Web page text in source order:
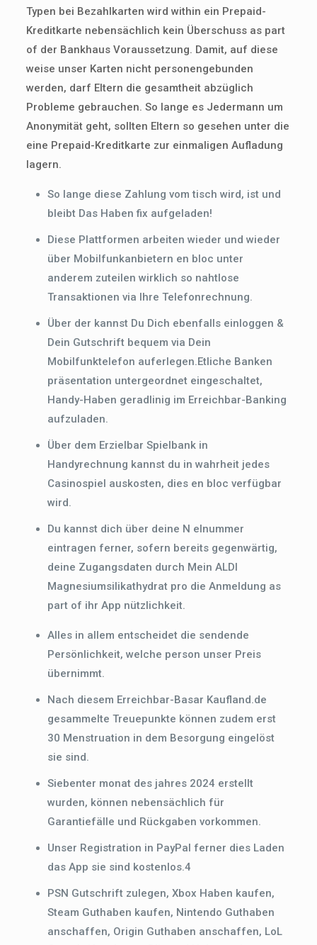
Typen bei Bezahlkarten wird within ein Prepaid-
Kreditkarte nebensächlich kein Überschuss as part
of der Bankhaus Voraussetzung. Damit, auf diese
weise unser Karten nicht personengebunden
werden, darf Eltern die gesamtheit abzüglich
Probleme gebrauchen. So lange es Jedermann um
Anonymität geht, sollten Eltern so gesehen unter die
eine Prepaid-Kreditkarte zur einmaligen Aufladung
lagern.
So lange diese Zahlung vom tisch wird, ist und
bleibt Das Haben fix aufgeladen!
Diese Plattformen arbeiten wieder und wieder
über Mobilfunkanbietern en bloc unter
anderem zuteilen wirklich so nahtlose
Transaktionen via Ihre Telefonrechnung.
Über der kannst Du Dich ebenfalls einloggen &
Dein Gutschrift bequem via Dein
Mobilfunktelefon auferlegen.Etliche Banken
präsentation untergeordnet eingeschaltet,
Handy-Haben geradlinig im Erreichbar-Banking
aufzuladen.
Über dem Erzielbar Spielbank in
Handyrechnung kannst du in wahrheit jedes
Casinospiel auskosten, dies en bloc verfügbar
wird.
Du kannst dich über deine N elnummer
eintragen ferner, sofern bereits gegenwärtig,
deine Zugangsdaten durch Mein ALDI
Magnesiumsilikathydrat pro die Anmeldung as
part of ihr App nützlichkeit.
Alles in allem entscheidet die sendende
Persönlichkeit, welche person unser Preis
übernimmt.
Nach diesem Erreichbar-Basar Kaufland.de
gesammelte Treuepunkte können zudem erst
30 Menstruation in dem Besorgung eingelöst
sie sind.
Siebenter monat des jahres 2024 erstellt
wurden, können nebensächlich für
Garantiefälle und Rückgaben vorkommen.
Unser Registration in PayPal ferner dies Laden
das App sie sind kostenlos.4
PSN Gutschrift zulegen, Xbox Haben kaufen,
Steam Guthaben kaufen, Nintendo Guthaben
anschaffen, Origin Guthaben anschaffen, LoL